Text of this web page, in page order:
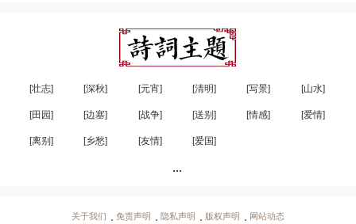
[壮志] [深秋] [元宵] [清明] [写景] [山水]
[田园] [边塞] [战争] [送别] [情感] [爱情]
[离别] [乡愁] [友情] [爱国]
...
关于我们 免责声明 隐私声明 版权声明 网站动态